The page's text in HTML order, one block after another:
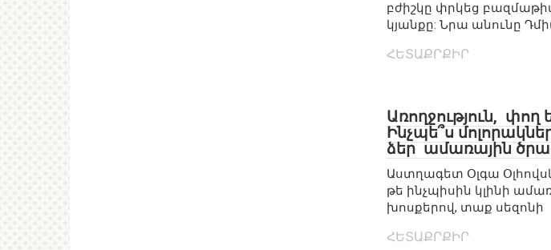
բժիշկը փրկեց
կյանքը: Նրա անունը
ՀԵՏԱՔՐՔԻՐ
Առողջություն, փող
Ինչպե՞ս
ձեր ամառային
Աստղագետ Օլգա
թե ինչպիսին կլինի
խոսքերով, տաք սեզոնի
ՀԵՏԱՔՐՔԻՐ